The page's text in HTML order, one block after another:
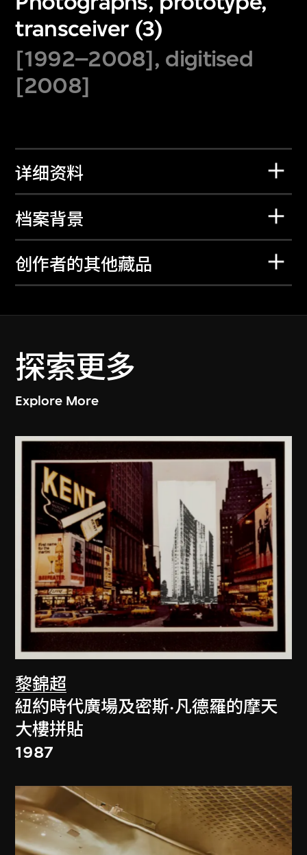
transceiver (3)
[1992–2008], digitised
[2008]
详细资料
档案背景
创作者的其他藏品
探索更多
Explore More
黎錦超
紐約時代廣場及密斯·凡德羅的摩天
大樓拼貼
1987